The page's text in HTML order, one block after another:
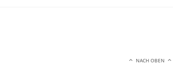
NACH OBEN